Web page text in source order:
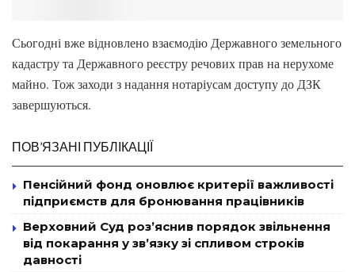
Сьогодні вже відновлено взаємодію Державного земельного
кадастру та Державного реєстру речових прав на нерухоме
майно. Тож заходи з надання нотаріусам доступу до ДЗК
завершуються.
ПОВ’ЯЗАНІ ПУБЛІКАЦІЇ
Пенсійний фонд оновлює критерії важливості
підприємств для бронювання працівників
Верховний Суд роз’яснив порядок звільнення
від покарання у зв’язку зі спливом строків
давності